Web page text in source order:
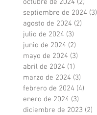
octubre de 2024 (2)
septiembre de 2024 (3)
agosto de 2024 (2)
julio de 2024 (3)
junio de 2024 (2)
mayo de 2024 (3)
abril de 2024 (1)
marzo de 2024 (3)
febrero de 2024 (4)
enero de 2024 (3)
diciembre de 2023 (2)